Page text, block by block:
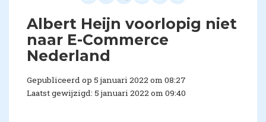
Albert Heijn voorlopig niet
naar E-Commerce
Nederland
Gepubliceerd op 5 januari 2022 om 08:27
Laatst gewijzigd: 5 januari 2022 om 09:40